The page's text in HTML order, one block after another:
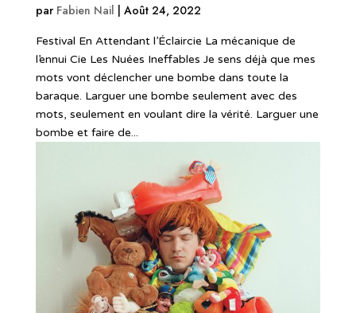
par Fabien Nail Août 24, 2022
Festival En Attendant l’Éclaircie La mécanique de
l’ennui Cie Les Nuées Ineffables Je sens déjà que mes
mots vont déclencher une bombe dans toute la
baraque. Larguer une bombe seulement avec des
mots, seulement en voulant dire la vérité. Larguer une
bombe et faire de...